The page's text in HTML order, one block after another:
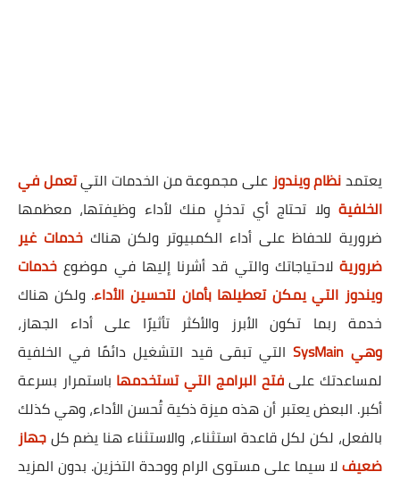
يعتمدنظام ويندوزعلى مجموعة من الخدمات التيتعمل في
الخلفية ولا تحتاج أي تدخلٍ منك لأداء وظيفتها، معظمها
ضرورية للحفاظ على أداء الكمبيوتر ولكن هناك خدمات غير
ضرورية لاحتياجاتك والتي قد أشرنا إليها في موضوع خدمات
ويندوز التي يمكن تعطيلها بأمان لتحسين الأداء. ولكن هناك
خدمة ربما تكون الأبرز والأكثر تأثيرًا على أداء الجهاز،
وهي SysMain
التي تبقى قيد التشغيل دائمًا في الخلفية
لمساعدتك علىفتح البرامج التي تستخدمها باستمرار بسرعة
أكبر. البعض يعتبر أن هذه ميزة ذكية تُحسن الأداء، وهي كذلك
بالفعل، لكن لكل قاعدة استثناء، والاستثناء هنا يضم كلجهاز
ضعيفلا سيما على مستوى الرام ووحدة التخزين. بدون المزيد